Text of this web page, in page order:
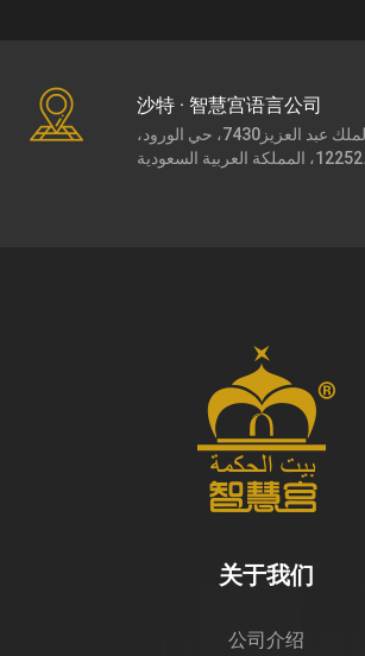
沙特 · 智慧宫语言公司
طريق الملك عبد العزيز7430، حي الورود،
关于我们
公司介绍